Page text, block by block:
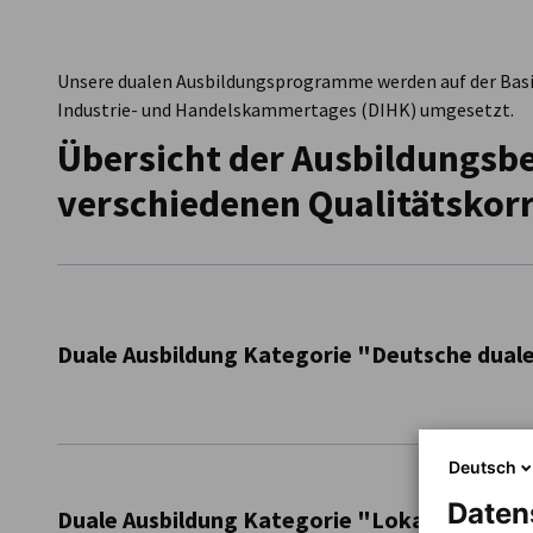
Unsere dualen Ausbildungsprogramme werden auf der
Industrie- und Handelskammertages (DIHK) umgesetzt.
Übersicht der
verschiedenen
Duale Ausbildung Kategorie "Deutsche
Duale Ausbildung Kategorie "Lokale duale
Deutsch